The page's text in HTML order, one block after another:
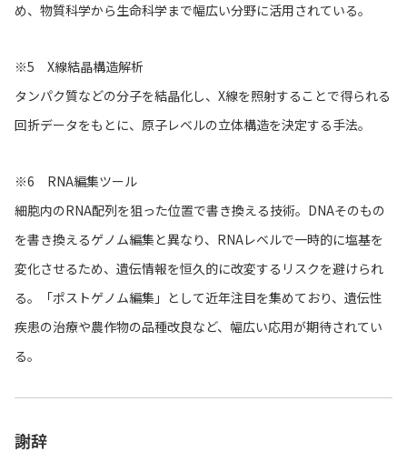
め、物質科学から生命科学まで幅広い分野に活用されている。
※5 X線結晶構造解析
タンパク質などの分子を結晶化し、X線を照射することで得られる
回折データをもとに、原子レベルの立体構造を決定する手法。
※6 RNA編集ツール
細胞内のRNA配列を狙った位置で書き換える技術。DNAそのもの
を書き換えるゲノム編集と異なり、RNAレベルで一時的に塩基を
変化させるため、遺伝情報を恒久的に改変するリスクを避けられ
る。「ポストゲノム編集」として近年注目を集めており、遺伝性
疾患の治療や農作物の品種改良など、幅広い応用が期待されてい
る。
謝辞